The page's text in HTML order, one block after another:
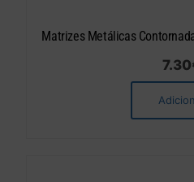
Matrizes Metálicas
7.30